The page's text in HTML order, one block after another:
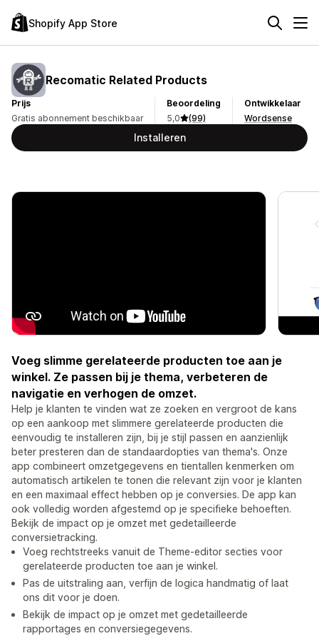
Shopify App Store
Recomatic Related Products
Prijs
Gratis abonnement beschikbaar
Beoordeling
5,0
(99)
Ontwikkelaar
Wordsense
Installeren
Voeg slimme gerelateerde producten toe aan je
winkel. Ze passen bij je thema, verbeteren de
navigatie en verhogen de omzet.
Help je klanten te vinden wat ze zoeken en vergroot de kans
op een aankoop met slimmere gerelateerde producten die
eenvoudig te installeren zijn, bij je stijl passen en aanzienlijk
beter presteren dan de standaardopties van thema's. Onze
app combineert omzetgegevens en tientallen kenmerken om
automatisch artikelen te tonen die relevant zijn voor je klanten
en een maximaal effect hebben op je conversies. De app kan
ook volledig worden afgestemd op je specifieke behoeften.
Bekijk de impact op je omzet met gedetailleerde
conversietracking.
Voeg rechtstreeks vanuit de Theme-editor secties voor
gerelateerde producten toe aan je winkel.
Pas de uitstraling aan, verfijn de logica handmatig of laat
ons dit voor je doen.
Bekijk de impact op je omzet met gedetailleerde
rapportages en conversiegegevens.